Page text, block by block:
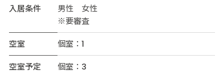
入居条件
男性 女性
※要審査
空室
個室：1
空室予定
個室：3